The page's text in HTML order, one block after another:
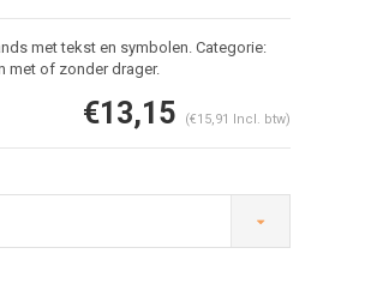
vergroten
met tekst en symbolen. Categorie:
met of zonder drager.
€13,15 (€15,91 Incl. btw)